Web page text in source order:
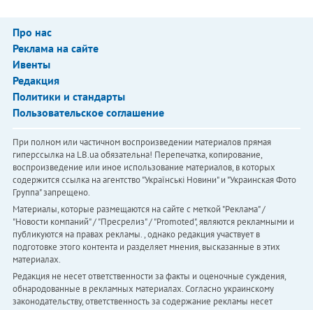
Про нас
Реклама на сайте
Ивенты
Редакция
Политики и стандарты
Пользовательское соглашение
При полном или частичном воспроизведении материалов прямая
гиперссылка на LB.ua обязательна! Перепечатка, копирование,
воспроизведение или иное использование материалов, в которых
содержится ссылка на агентство "Українськi Новини" и "Украинская Фото
Группа" запрещено.
Материалы, которые размещаются на сайте с меткой "Реклама" /
"Новости компаний" / "Пресрелиз" / "Promoted", являются рекламными и
публикуются на правах рекламы. , однако редакция участвует в
подготовке этого контента и разделяет мнения, высказанные в этих
материалах.
Редакция не несет ответственности за факты и оценочные суждения,
обнародованные в рекламных материалах. Согласно украинскому
законодательству, ответственность за содержание рекламы несет